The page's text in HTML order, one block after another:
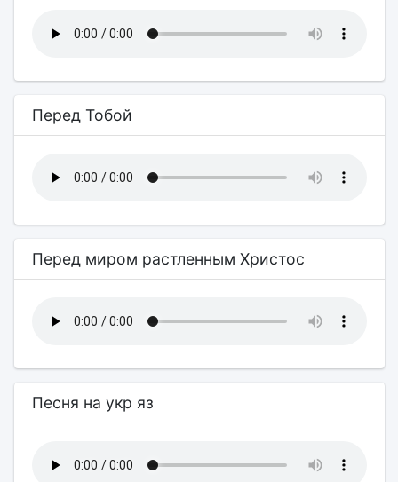
Перед Тобой
Перед миром растленным Христос
Песня на укр яз